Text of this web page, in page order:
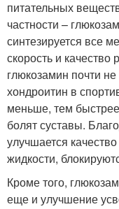
питательных
частности –
синтезируется все
скорость и
глюкозамин почти
хондроитин в
меньше, тем
болят суставы.
улучшается
жидкости,
Кроме того,
еще и улучшение